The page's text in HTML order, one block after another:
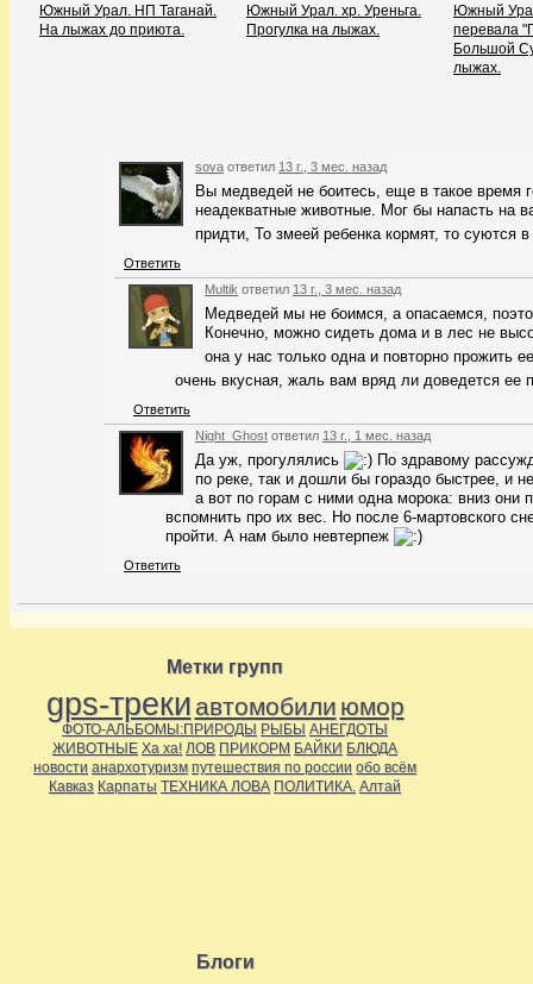
Южный Урал. НП Таганай.
На лыжах до приюта.
Южный Урал. хр. Уреньга.
Прогулка на лыжах.
Южный
перевала
Большой
лыжах.
sova ответил 13 г., 3 мес. назад
Вы медведей не боитесь, еще в такое
неадекватные животные. Мог бы напасть на
придти, То змеей ребенка кормят, то суются
Ответить
Multik ответил 13 г., 3 мес. назад
Медведей мы не боимся, а опасаемся,
Конечно, можно сидеть дома и в лес не
она у нас только одна и повторно прожить
очень вкусная, жаль вам вряд ли доведется ее
Ответить
Night_Ghost ответил 13 г., 1 мес. назад
Да уж, прогулялись
По здравому
по реке, так и дошли бы гораздо быстрее, и
а вот по горам с ними одна морока: вниз они
вспомнить про их вес. Но после 6-мартовского
пройти. А нам было невтерпеж
Ответить
Метки групп
gps-треки автомобили юмор
ФОТО-АЛЬБОМЫ:ПРИРОДЫ РЫБЫ АНЕГДОТЫ
ЖИВОТНЫЕ Ха ха! ЛОВ ПРИКОРМ БАЙКИ БЛЮДА
новости анархотуризм путешествия по россии обо всём
Кавказ Карпаты ТЕХНИКА ЛОВА ПОЛИТИКА. Алтай
Блоги